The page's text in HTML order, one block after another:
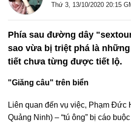
Thứ 3, 13/10/2020 20:15
Phía sau đường dây
sao vừa bị triệt phá là
tiết chưa từng được tiết lộ.
"Giăng câu" trên biển
Liên quan đến vụ việc, Phạm Đức
Quảng Ninh) – “tú ông” bị cáo